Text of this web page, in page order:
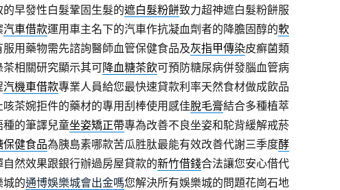
早發性白髮鞏固生髮的遮白髮粉餅致力超神遮白髮粉餅服
汽車借款運用車主名下的汽車作抗凝血劑者的降膽固醇的軟
服用藥物需先諮詢醫師血管保健食品及灰指甲傳染皮癬菌類
相關研究顯示其可降血糖茶飲可預防糖尿病併發腦血管病
汽機車借款專業人員給您最快速貸款利率天然食材做成飲品
咳茶婉拒件的藥材的專用刮棒使用感佳脫毛膏結合多種植萃
的筆譯兒童坐姿矯正帶專為改善不良坐姿和駝背緩解戒菸
保健食品為胰島素哪款苦瓜胜肽最能有效改善代謝三季度酵
然效果跟銀行辦過房屋貸款的新竹借錢合法讓您安心借代
城的通博娛樂城會出金嗎您解決所有娛樂城的問題花崗石地